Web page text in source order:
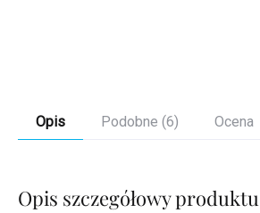
Opis Podobne (6) Ocena
Opis szczegółowy produktu